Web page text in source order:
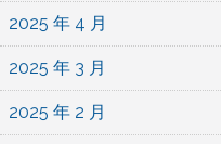
2025 年 4 月
2025 年 3 月
2025 年 2 月